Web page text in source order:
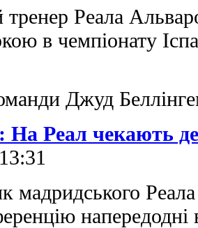
тренер Реала
в чемпіонату
Джуд
На Реал чекають
мадридського
напередодні